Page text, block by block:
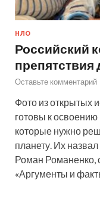
НЛО
Российский
Оставьте комментарий
Фото из открытых
готовы к
которые нужно
планету. Их
Роман Романенко,
«Аргументы и